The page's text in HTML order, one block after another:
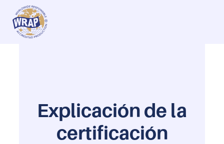
Fábricas y Firmas de Monitoreo
Explicación de la
certificación